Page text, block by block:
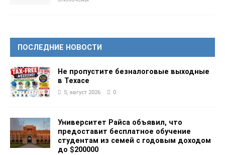
ПОСЛЕДНИЕ НОВОСТИ
Не пропустите безналоговые выходные
в Техасе
5, август 2026 0
Университет Райса объявил, что
предоставит бесплатное обучение
студентам из семей с годовым доходом
до $200000